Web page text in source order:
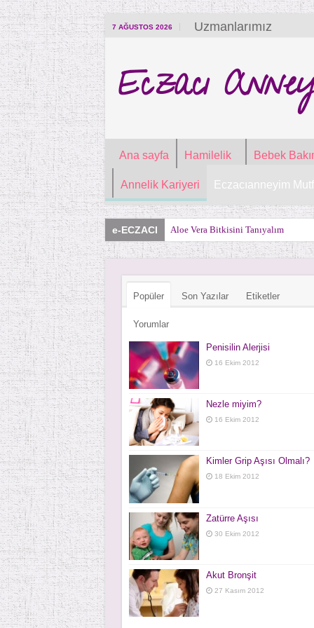
7 AĞUSTOS 2026 Uzmanlarımız
Eczacı
Ana sayfa Hamilelik Bebek
Annelik Kariyeri Eczacıanneyim
e-ECZACI Aloe Vera Bitkisini Tanıyalım
Popüler Son Yazılar Etiketler
Yorumlar
Penisilin Alerjisi
16 Ekim 2012
Nezle miyim?
16 Ekim 2012
Kimler Grip Aşısı Olmalı?
18 Ekim 2012
Zatürre Aşısı
30 Ekim 2012
Akut Bronşit
27 Kasım 2012